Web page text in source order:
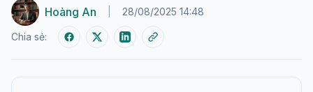
Hoàng An 28/08/2025 14:48
Chia sẻ: